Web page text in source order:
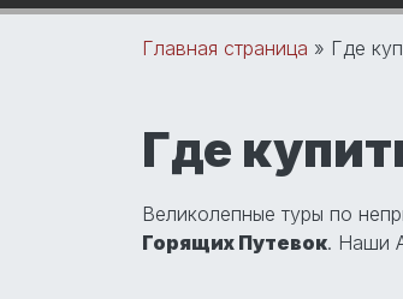
Главная страница » Где
Где
Великолепные туры по
Горящих Путевок. Наши